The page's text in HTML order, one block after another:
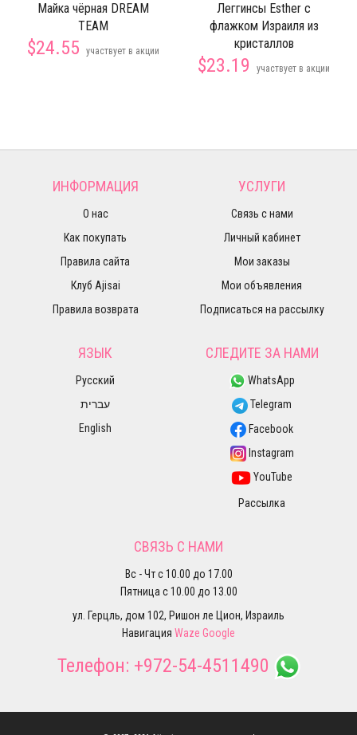
Майка чёрная DREAM
TEAM
$24.55 участвует в акции
Леггинсы Esther c
флажком Израиля из
кристаллов
$23.19 участвует в акции
ИНФОРМАЦИЯ
О нас
Как покупать
Правила сайта
Клуб Ajisai
Правила возврата
УСЛУГИ
Связь с нами
Личный кабинет
Мои заказы
Мои объявления
Подписаться на рассылку
ЯЗЫК
Русский
עברית
English
СЛЕДИТЕ ЗА НАМИ
WhatsApp
Telegram
Facebook
Instagram
YouTube
Рассылка
СВЯЗЬ С НАМИ
Вс - Чт с 10.00 до 17.00
Пятница с 10.00 до 13.00
ул. Герцль, дом 102, Ришон ле Цион, Израиль
Навигация Waze Google
Телефон: +972-54-4511490